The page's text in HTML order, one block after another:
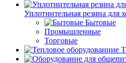
Уплотнительная резина для
Бытовые
Промышленные
Торговые